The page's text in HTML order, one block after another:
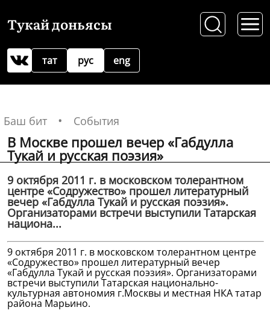
Тукай доньясы
рус
тат eng
Баш бит События
В Москве прошел вечер «Габдулла
Тукай и русская поэзия»
9 октября 2011 г. в московском толерантном
центре «Содружество» прошел литературный
вечер «Габдулла Тукай и русская поэзия».
Организаторами встречи выступили Татарская
национа...
9 октября 2011 г. в московском толерантном центре
«Содружество» прошел литературный вечер
«Габдулла Тукай и русская поэзия». Организаторами
встречи выступили Татарская национально-
культурная автономия г.Москвы и местная НКА татар
района Марьино.